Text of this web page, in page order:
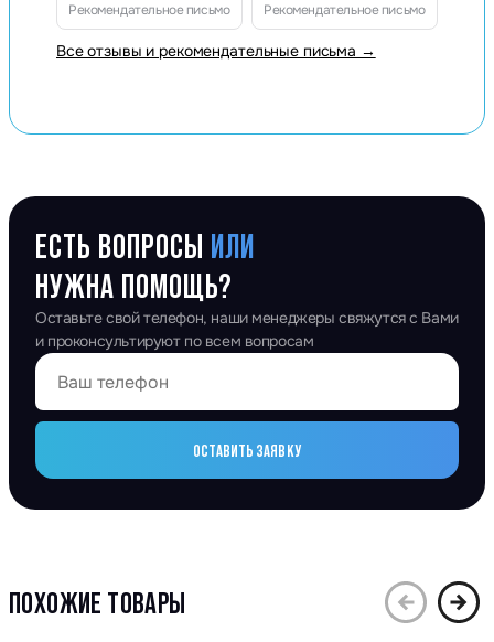
Рекомендательное письмо Рекомендательное письмо
Все отзывы и рекомендательные письма →
ЕСТЬ ВОПРОСЫ ИЛИ
НУЖНА ПОМОЩЬ?
Оставьте свой телефон, наши менеджеры свяжутся с Вами
и проконсультируют по всем вопросам
ОСТАВИТЬ ЗАЯВКУ
ПОХОЖИЕ ТОВАРЫ